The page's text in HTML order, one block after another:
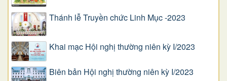
Thánh lễ Truyền chức Linh Mục -2023
Khai mạc Hội nghị thường niên kỳ I/2023
Biên bản Hội nghị thường niên kỳ I/2023